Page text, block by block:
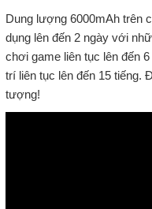
Dung lượng 6000mAh trên
dụng lên đến 2 ngày với
chơi game liên tục lên đến
trí liên tục lên đến 15 tiếng.
tượng!